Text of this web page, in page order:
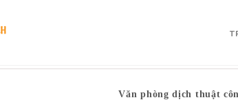
Văn phòng dịch thuật